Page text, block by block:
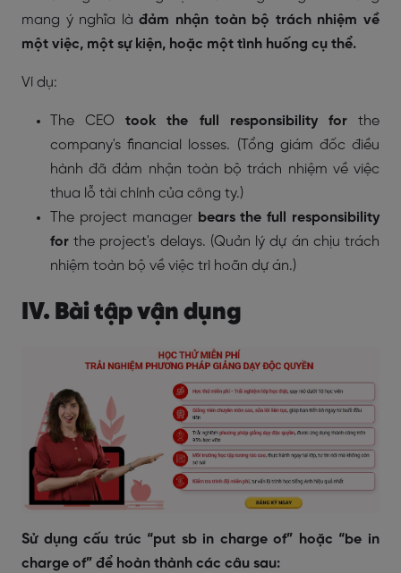
mang ý nghĩa làđảm nhận toàn bộ trách nhiệm về
một việc, một sự kiện, hoặc một tình huống cụ thể.
Ví dụ:
The CEOtook the full responsibility forthe
company's financial losses. (Tổng giám đốc điều
hành đã đảm nhận toàn bộ trách nhiệm về việc
thua lỗ tài chính của công ty.)
The project manager bears the full responsibility
for the project's delays. (Quản lý dự án chịu trách
nhiệm toàn bộ về việc trì hoãn dự án.)
IV. Bài tập vận dụng
Sử dụng cấu trúc “put sb in charge of” hoặc “be in
charge of” để hoàn thành các câu sau: